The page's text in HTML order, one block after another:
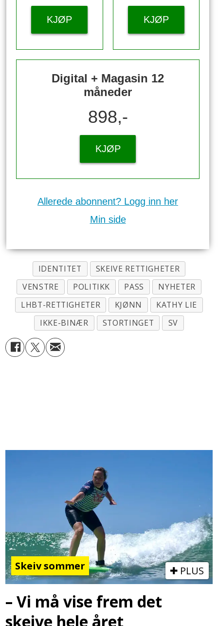
KJØP KJØP
Digital + Magasin 12
måneder
898,-
KJØP
Allerede abonnent? Logg inn her
Min side
IDENTITET
SKEIVE RETTIGHETER
VENSTRE
POLITIKK PASS
NYHETER
LHBT-RETTIGHETER
KJØNN
KATHY LIE
IKKE-BINÆR
STORTINGET SV
Skeiv sommer PLUS
– Vi må vise frem det
skeive hele året